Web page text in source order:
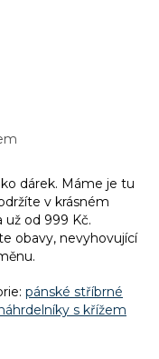
dárek. Máme je tu
v krásném
už od 999 Kč.
obavy, nevyhovující
pánské stříbrné
s křížem